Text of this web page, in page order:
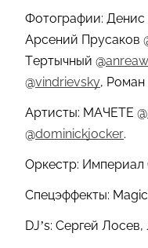
Фотографии:
Арсений Прусаков
Тертычный @
@vindrievsky, Роман
Артисты: МАЧЕТЕ @
@dominickjocker.
Оркестр: Империал
Спецэффекты:
DJ’s: Сергей